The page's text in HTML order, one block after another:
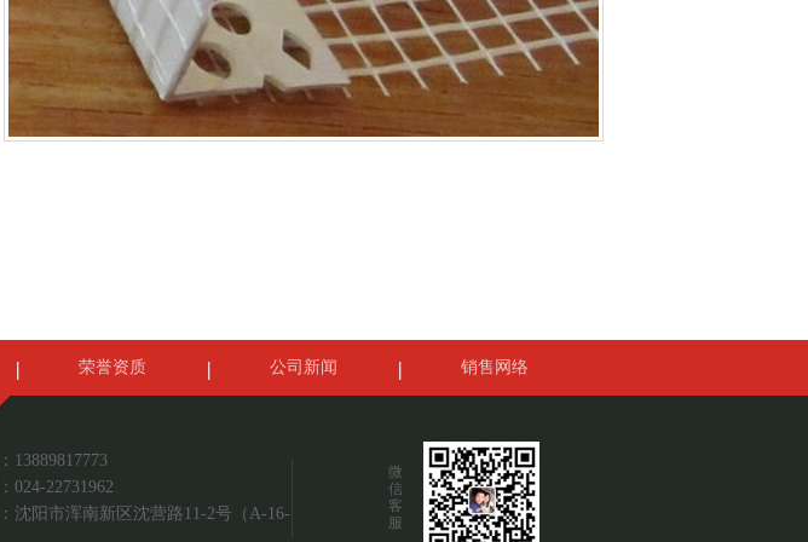
荣誉资质 公司新闻 销售网络
13889817773
024-22731962
沈阳市浑南新区沈营路11-2号（A-16-
微
信
客
服